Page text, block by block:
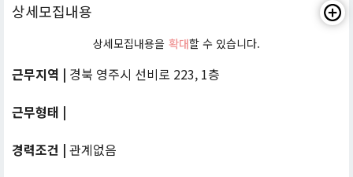
상세모집내용
상세모집내용을 확대할 수 있습니다.
근무지역 | 경북 영주시 선비로 223, 1층
근무형태 |
경력조건 | 관계없음